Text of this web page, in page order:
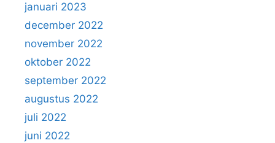
januari 2023
december 2022
november 2022
oktober 2022
september 2022
augustus 2022
juli 2022
juni 2022